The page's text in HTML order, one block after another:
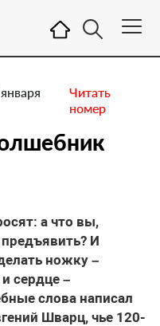
Читать
номер
а что вы,
И
ножку –
сердце –
слова написал
Шварц, чье 120-